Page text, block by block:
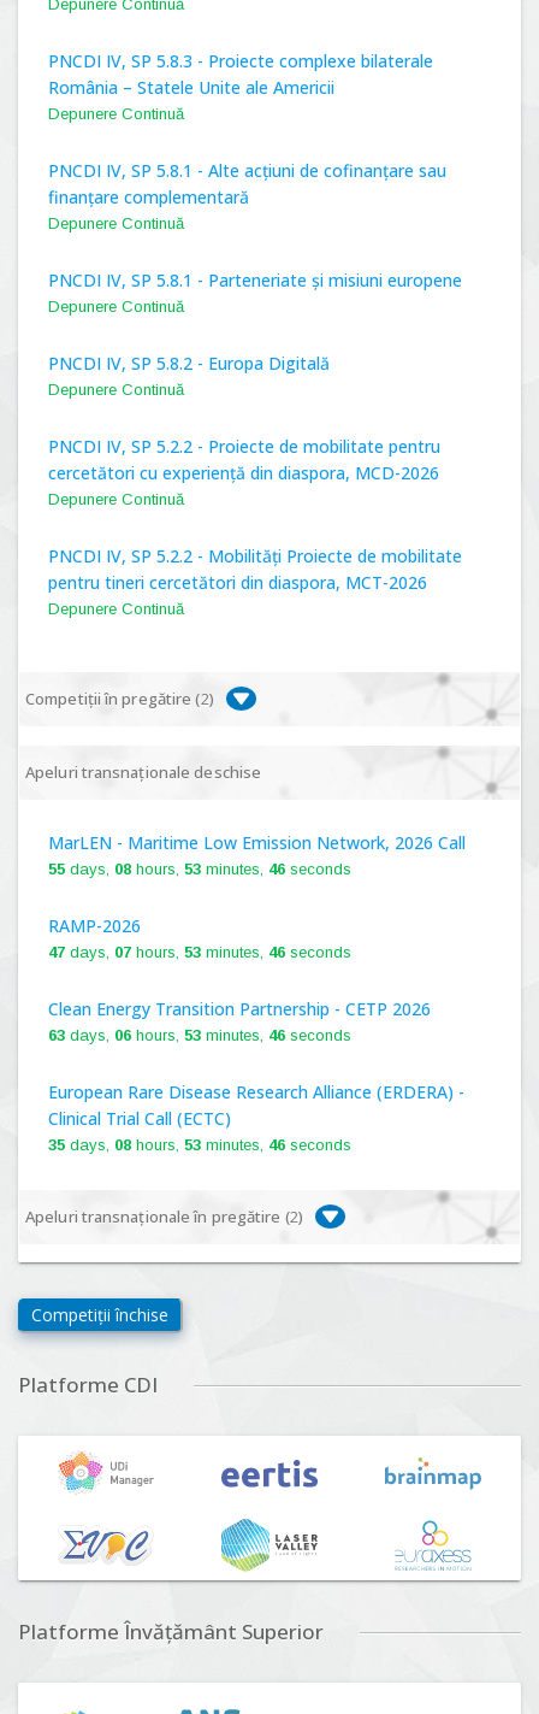
Depunere Continuă
PNCDI IV, SP 5.8.3 - Proiecte complexe bilaterale
România – Statele Unite ale Americii
Depunere Continuă
PNCDI IV, SP 5.8.1 - Alte acțiuni de cofinanțare sau
finanțare complementară
Depunere Continuă
PNCDI IV, SP 5.8.1 - Parteneriate și misiuni europene
Depunere Continuă
PNCDI IV, SP 5.8.2 - Europa Digitală
Depunere Continuă
PNCDI IV, SP 5.2.2 - Proiecte de mobilitate pentru
cercetători cu experiență din diaspora, MCD-2026
Depunere Continuă
PNCDI IV, SP 5.2.2 - Mobilități Proiecte de mobilitate
pentru tineri cercetători din diaspora, MCT-2026
Depunere Continuă
Competiții în pregătire (2)
PNCDI IV, P 5.1 - Proiecte Complexe de Cercetare de
PNCDI IV, SP 5.6.1 - Provocări - Schimbare, PPS2024
Apeluri transnaționale deschise
MarLEN - Maritime Low Emission Network, 2026 Call
55 days, 08 hours, 53 minutes, 45 seconds
RAMP-2026
47 days, 07 hours, 53 minutes, 45 seconds
Clean Energy Transition Partnership - CETP 2026
63 days, 06 hours, 53 minutes, 45 seconds
European Rare Disease Research Alliance (ERDERA) -
Clinical Trial Call (ECTC)
35 days, 08 hours, 53 minutes, 45 seconds
Apeluri transnaționale în pregătire (2)
biodiversitate, consecințe socio-ecologice și traiectorii
viitoare", Competiția 2026
n°5 (DUT-2026)
Lansare:01 Septembrie 2026
Competiții închise
Platforme CDI
Platforme Învățământ Superior